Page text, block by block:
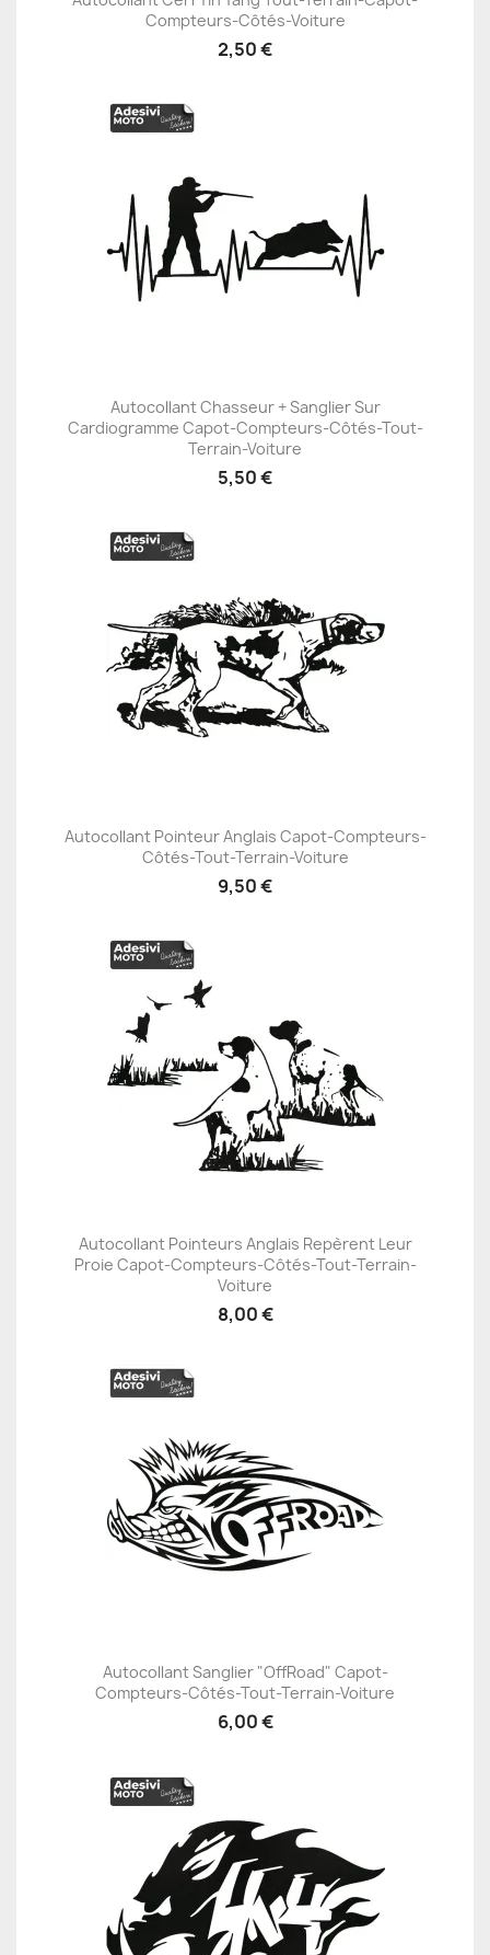
Compteurs-Côtés-Voiture
2,50 €
Autocollant Chasseur + Sanglier Sur
Cardiogramme Capot-Compteurs-Côtés-Tout-
Terrain-Voiture
5,50 €
Autocollant Pointeur Anglais Capot-Compteurs-
Côtés-Tout-Terrain-Voiture
9,50 €
Autocollant Pointeurs Anglais Repèrent Leur
Proie Capot-Compteurs-Côtés-Tout-Terrain-
Voiture
8,00 €
Autocollant Sanglier "OffRoad" Capot-
Compteurs-Côtés-Tout-Terrain-Voiture
6,00 €